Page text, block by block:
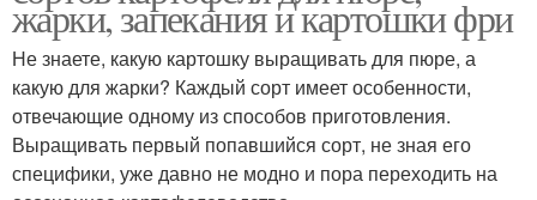
жарки, запекания и картошки фри
Не знаете, какую картошку выращивать для пюре, а
какую для жарки? Каждый сорт имеет особенности,
отвечающие одному из способов приготовления.
Выращивать первый попавшийся сорт, не зная его
специфики, уже давно не модно и пора переходить на